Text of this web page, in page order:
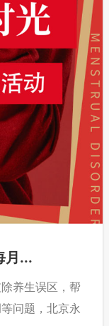
月...
养生误区，帮
问题，北京永